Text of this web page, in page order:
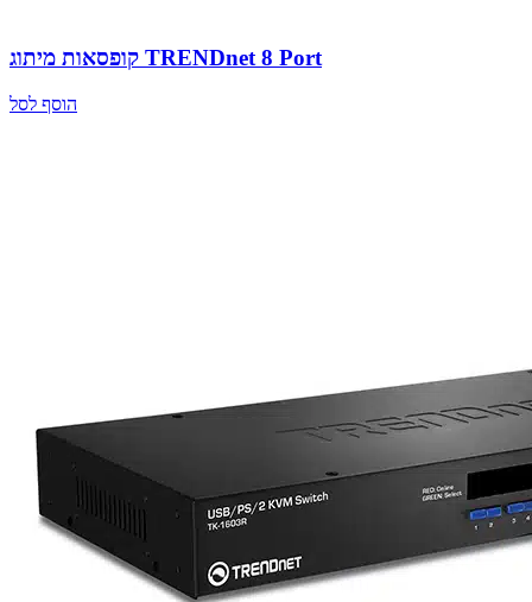
קופסאות מיתוג TRENDnet 8 Port
הוסף לסל